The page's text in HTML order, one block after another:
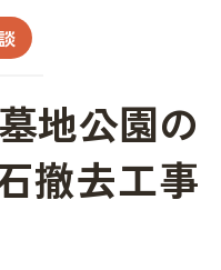
地公園の
撤去工事